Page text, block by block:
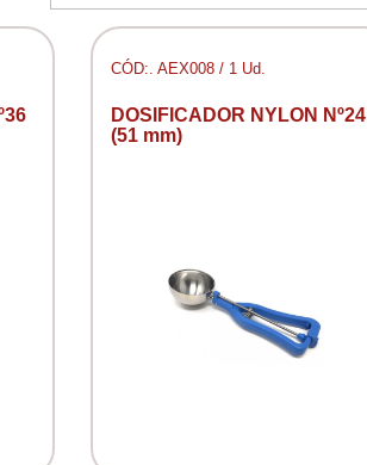
CÓD:. AEX008 / 1 Ud.
DOSIFICADOR NYLON Nº24
(51 mm)